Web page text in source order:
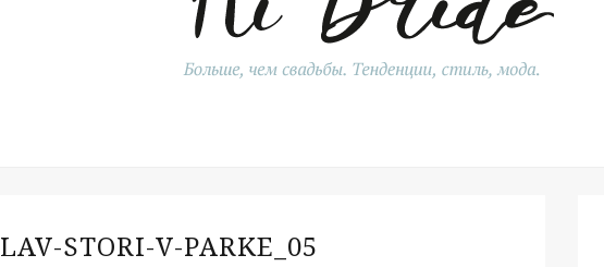
LAV-STORI-V-PARKE_05